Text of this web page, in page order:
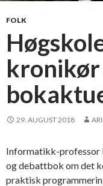
k
t
n
t
e
FOLK
29. AUGUST 2018
Informatikk-professor
og debattbok om det
praktisk